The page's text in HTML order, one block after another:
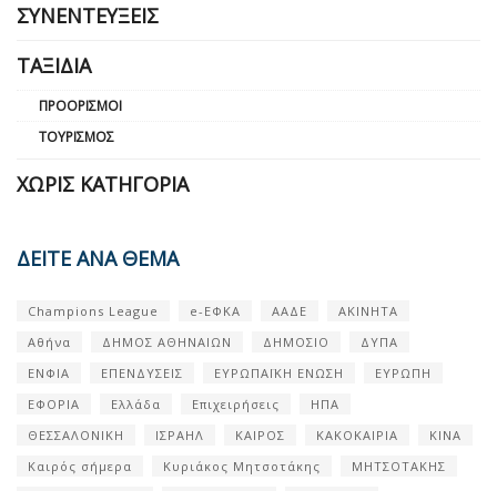
ΣΥΝΕΝΤΕΎΞΕΙΣ
ΤΑΞΊΔΙΑ
ΠΡΟΟΡΙΣΜΟΊ
ΤΟΥΡΙΣΜΌΣ
ΧΩΡΊΣ ΚΑΤΗΓΟΡΊΑ
ΔΕΙΤΕ ΑΝΑ ΘΕΜΑ
Champions League e-ΕΦΚΑ ΑΑΔΕ
ΑΚΙΝΗΤΑ
Αθήνα
ΔΗΜΟΣ ΑΘΗΝΑΙΩΝ ΔΗΜΟΣΙΟ
ΔΥΠΑ
ΕΝΦΙΑ
ΕΠΕΝΔΥΣΕΙΣ ΕΥΡΩΠΑΪΚΗ ΕΝΩΣΗ
ΕΥΡΩΠΗ
ΕΦΟΡΙΑ
Ελλάδα Επιχειρήσεις
ΗΠΑ
ΘΕΣΣΑΛΟΝΙΚΗ
ΙΣΡΑΗΛ ΚΑΙΡΟΣ ΚΑΚΟΚΑΙΡΙΑ
ΚΙΝΑ
Καιρός σήμερα
Κυριάκος Μητσοτάκης
ΜΗΤΣΟΤΑΚΗΣ